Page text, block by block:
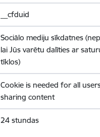
__cfduid
Sociālo mediju sīkdatnes
lai Jūs varētu dalīties ar
tīklos)
Cookie is needed for all
sharing content
24 stundas